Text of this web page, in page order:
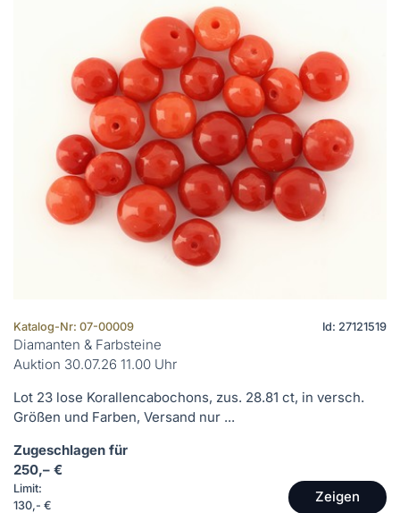
Katalog-Nr: 07-00009 Id: 27121519
Diamanten & Farbsteine
Auktion 30.07.26 11.00 Uhr
Lot 23 lose Korallencabochons, zus. 28.81 ct, in versch.
Größen und Farben, Versand nur ...
Zugeschlagen für
250,– €
Limit:
130,- €
Zeigen